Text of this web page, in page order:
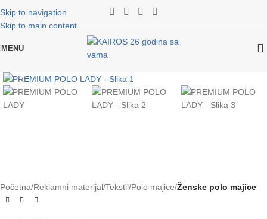
Skip to navigation
Skip to main content
MENU
Početna Reklamni materijal Tekstil Polo majice Ženske polo majice